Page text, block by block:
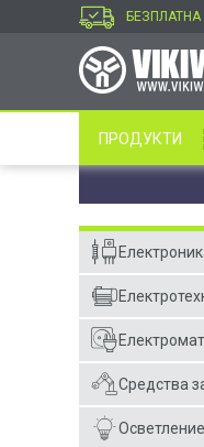
ПРОДУКТИ
Средства
Осветление